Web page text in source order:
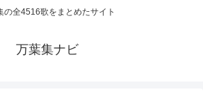
の全4516歌をまとめたサイト
万葉集ナビ